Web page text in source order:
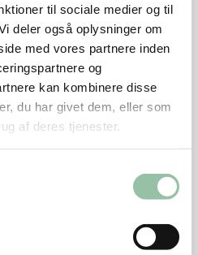
til sociale medier og til
deler også oplysninger om
med vores partnere inden
og
kan kombinere disse
du har givet dem, eller som
af deres tjenester.
og krydr med salt
varme og brun stegen,